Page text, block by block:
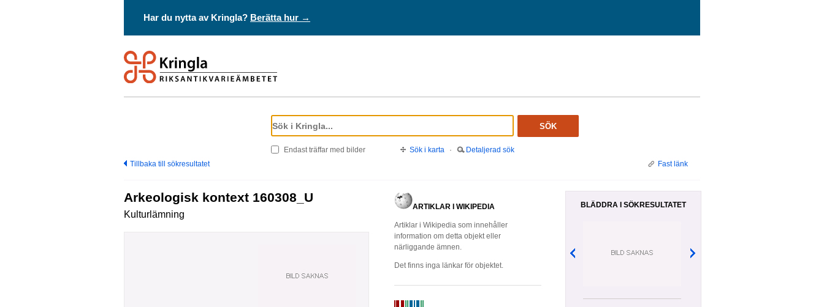
Har du nytta av Kringla? Berätta hur →
SÖK
Endast träffar med bilder Sök i karta ·
Detaljerad sök
Tillbaka till sökresultatet
Fast länk
ARTIKLAR I WIKIPEDIA
Artiklar i Wikipedia som innehåller
information om detta objekt eller
närliggande ämnen.
Det finns inga länkar för objektet.
Arkeologisk kontext 160308_U
Kulturlämning
BLÄDDRA I SÖKRESULTATET